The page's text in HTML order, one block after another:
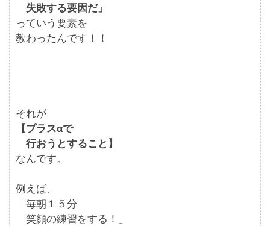
失敗する要因だ」
っていう要素を
教わったんです！！
それが
【プラスαで
行おうとすること】
なんです。
例えば、
「毎朝１５分
笑顔の練習をする！」